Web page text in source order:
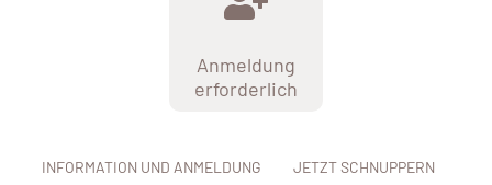
Anmeldung
erforderlich
INFORMATION UND ANMELDUNG JETZT SCHNUPPERN